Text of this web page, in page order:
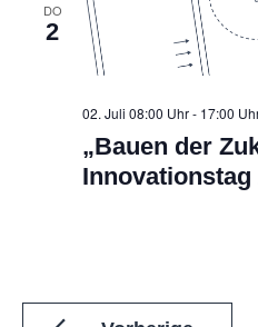
DO
2
02. Juli 08:00 Uhr - 17:00
„Bauen der
Innovationstag